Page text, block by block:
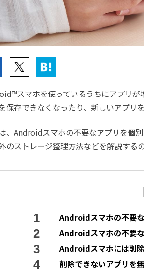
スマホを使っているうちにアプリが
保存できなくなったり、新しいアプリ
、Androidスマホの不要なアプリを個
のストレージ整理方法などを解説する
Androidスマホの不要
Androidスマホの不要
Androidスマホには削
削除できないアプリを